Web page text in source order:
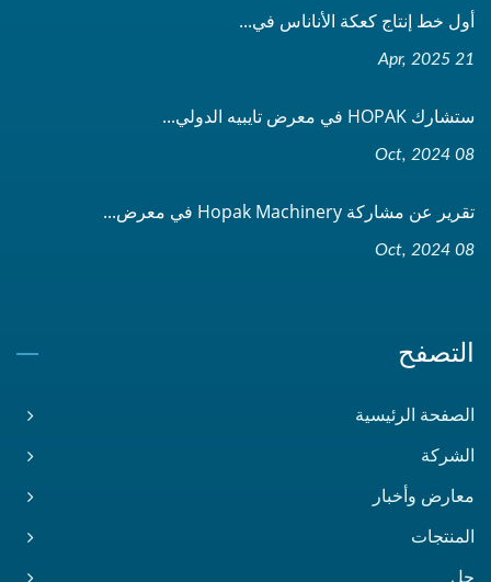
أول خط إنتاج كعكة الأناناس في...
21 Apr, 2025
ستشارك HOPAK في معرض تايبيه الدولي...
08 Oct, 2024
تقرير عن مشاركة Hopak Machinery في معرض...
08 Oct, 2024
التصفح
الصفحة الرئيسية
الشركة
معارض وأخبار
المنتجات
حل